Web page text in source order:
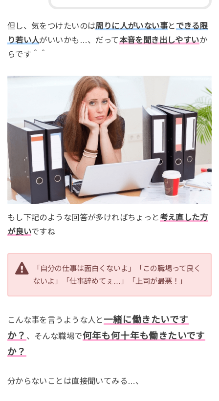
但し、気をつけたいのは周りに人がいない事と できる限
り若い人がいいかも…、だって本音を聞き出しやすいか
らです＾＾
もし下記のような回答が多ければちょっと考え直した方
が良いですね
「自分の仕事は面白くないよ」「この職場って良く
ないよ」「仕事辞めてぇ…」「上司が最悪！」
こんな事を言うような人と 一緒に働きたいです
か？ 、そんな職場で何年も何十年も働きたいです
か？
分からないことは直接聞いてみる…、